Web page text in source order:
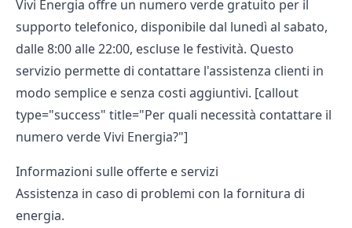
Vivi Energia offre un numero verde gratuito per il
supporto telefonico, disponibile dal lunedì al sabato,
dalle 8:00 alle 22:00, escluse le festività. Questo
servizio permette di contattare l'assistenza clienti in
modo semplice e senza costi aggiuntivi. [callout
type="success" title="Per quali necessità contattare il
numero verde Vivi Energia?"]
Informazioni sulle offerte e servizi
Assistenza in caso di problemi con la fornitura di
energia.